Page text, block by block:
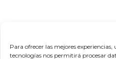
Para ofrecer las mejores
tecnologías nos permitirá procesar